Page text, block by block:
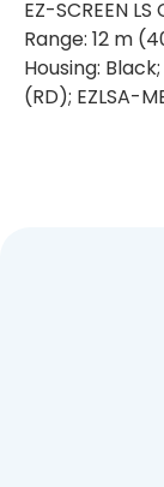
EZ-SCREEN
Range: 12 m
Housing:
(RD); EZLSA-